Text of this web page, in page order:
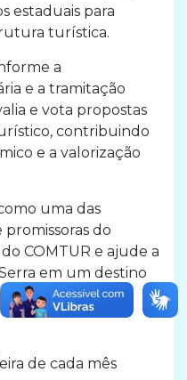
estaduais para
turística.
a
e a tramitação
e vota propostas
contribuindo
e a valorização
uma das
promissoras do
COMTUR e ajude a
em um destino
de cada mês